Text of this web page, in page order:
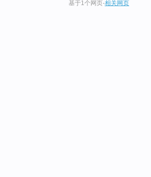
基于1个网页-相关网页